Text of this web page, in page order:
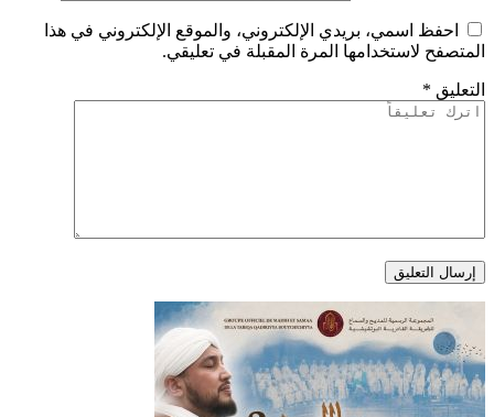
احفظ اسمي، بريدي الإلكتروني، والموقع الإلكتروني في هذا
المتصفح لاستخدامها المرة المقبلة في تعليقي.
التعليق *